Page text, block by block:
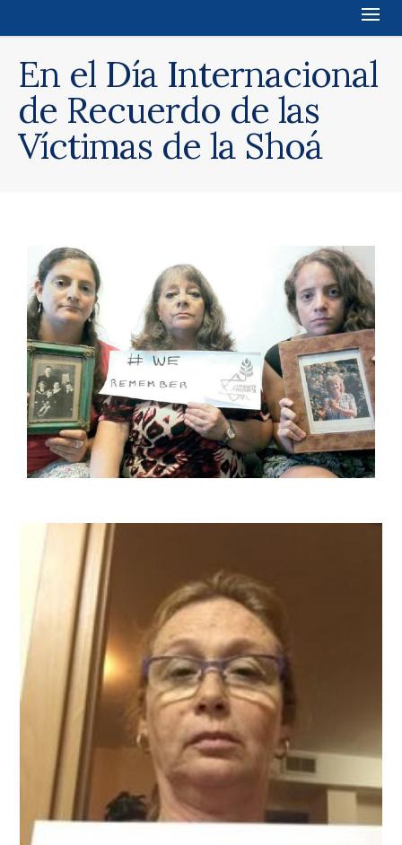
En el Día Internacional
de Recuerdo de las
Víctimas de la Shoá